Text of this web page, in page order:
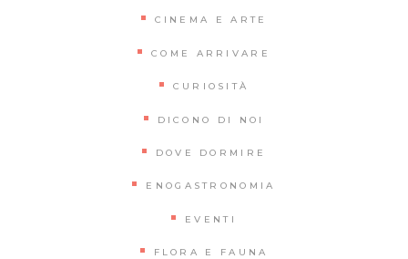
CINEMA E ARTE
COME ARRIVARE
CURIOSITÀ
DICONO DI NOI
DOVE DORMIRE
ENOGASTRONOMIA
EVENTI
FLORA E FAUNA